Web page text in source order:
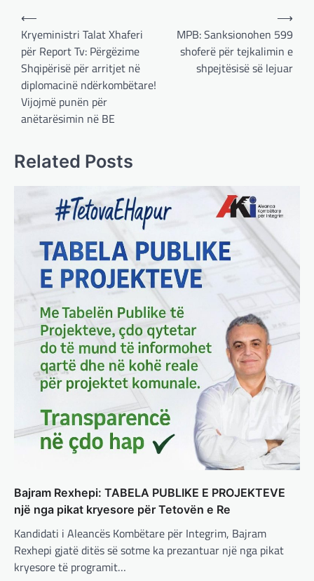
Post
navigation
⟵
Kryeministri Talat Xhaferi
për Report Tv: Përgëzime
Shqipërisë për arritjet në
diplomacinë ndërkombëtare!
Vijojmë punën për
anëtarësimin në BE
MPB: Sanksionohen 599
shoferë për tejkalimin e
shpejtësisë së lejuar
⟶
Related Posts
Bajram Rexhepi: TABELA PUBLIKE E PROJEKTEVE
një nga pikat kryesore për Tetovën e Re
Kandidati i Aleancës Kombëtare për Integrim, Bajram
Rexhepi gjatë ditës së sotme ka prezantuar një nga pikat
kryesore të programit…
BOTA,LAJME,MË TË FUNDIT ,OPINIONE,
SPECIALE
Gjermani, ekspertët sugjerojnë
400 miliardë euro për mbrojtje
adminadmin March 4, 2025
Gjermania ndodhet aktualisht në kulmin e
përpjekjeve për krijimin e qeverisë dhe koha
nuk pret. CDU/CSU dhe SPD po vazhdojnë…
BOTA,LAJME,MISTER,RAJONI SPECIALE
Çka ndodhë tash pas
ndërprerjes së ndihmës
ushtarake për Ukrainën nga
Trump
adminadmin March 4, 2025
Pas takimit të liderëve evropianë në Londër,
plan paqeje për luftën në Ukrainë, të…
MË TË FUNDIT,MISTER,RAJONI, SPECIALE
TOP
Trump ndërpreu ndihmën